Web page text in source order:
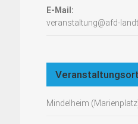
E-Mail:
veranstaltung@afd-
Mindelheim